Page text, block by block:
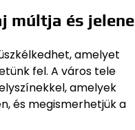
múltja és jelene
amelyet
fel. A város tele
amelyek
és megismerhetjük a